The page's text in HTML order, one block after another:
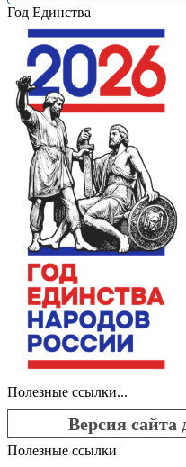
Год Единства
Полезные ссылки...
Версия сайта
Полезные ссылки